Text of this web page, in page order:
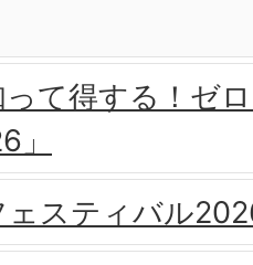
て得する！ゼ
ェスティバル